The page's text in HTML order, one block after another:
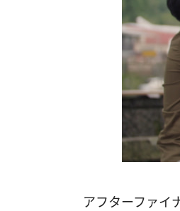
アフターファイ